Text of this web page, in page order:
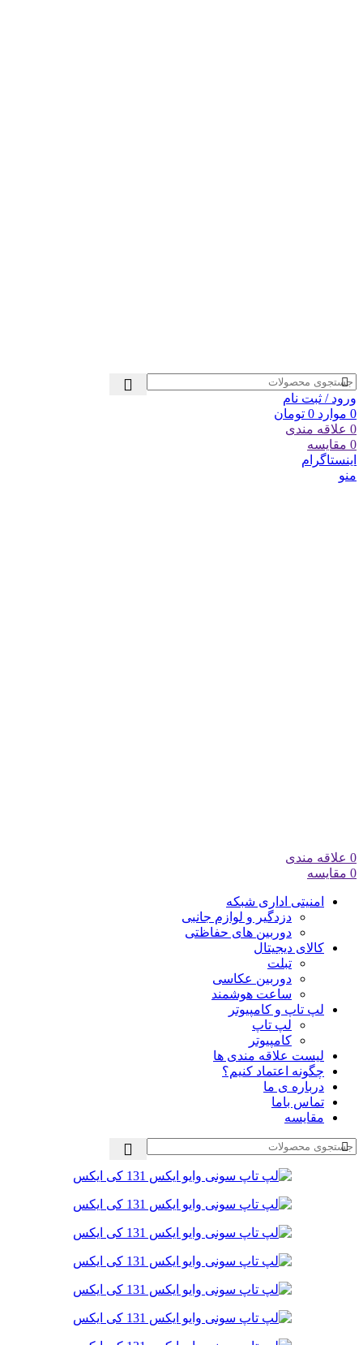
ورود / ثبت نام
0 موارد 0 تومان
0 علاقه مندی
0 مقایسه
اینستاگرام
منو
0 علاقه مندی
0 مقایسه
امنیتی اداری شبکه
دزدگیر و لوازم جانبی
دوربین های حفاظتی
کالای دیجیتال
تبلت
دوربین عکاسی
ساعت هوشمند
لپ تاپ و کامپیوتر
لپ تاپ
کامپیوتر
لیست علاقه مندی ها
چگونه اعتماد کنیم؟
درباره ی ما
تماس باما
مقایسه